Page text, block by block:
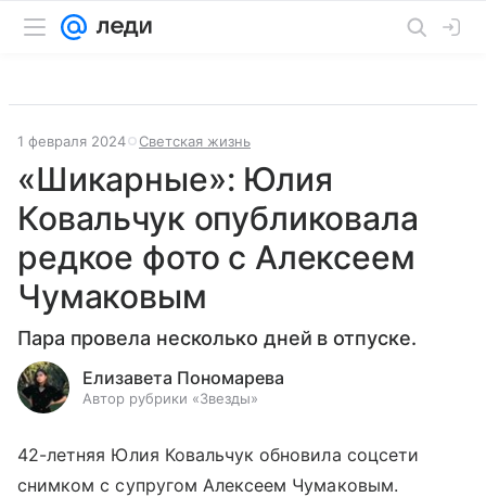
1 февраля 2024 Светская жизнь
«Шикарные»: Юлия
Ковальчук опубликовала
редкое фото с Алексеем
Чумаковым
Пара провела несколько дней в отпуске.
Елизавета Пономарева
Автор рубрики «Звезды»
42-летняя Юлия Ковальчук обновила соцсети
снимком с супругом Алексеем Чумаковым.